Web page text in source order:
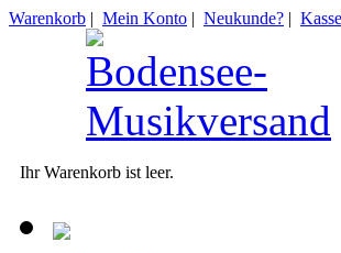
Warenkorb | Mein Konto | Neukunde? | Kasse
Ihr Warenkorb ist leer.